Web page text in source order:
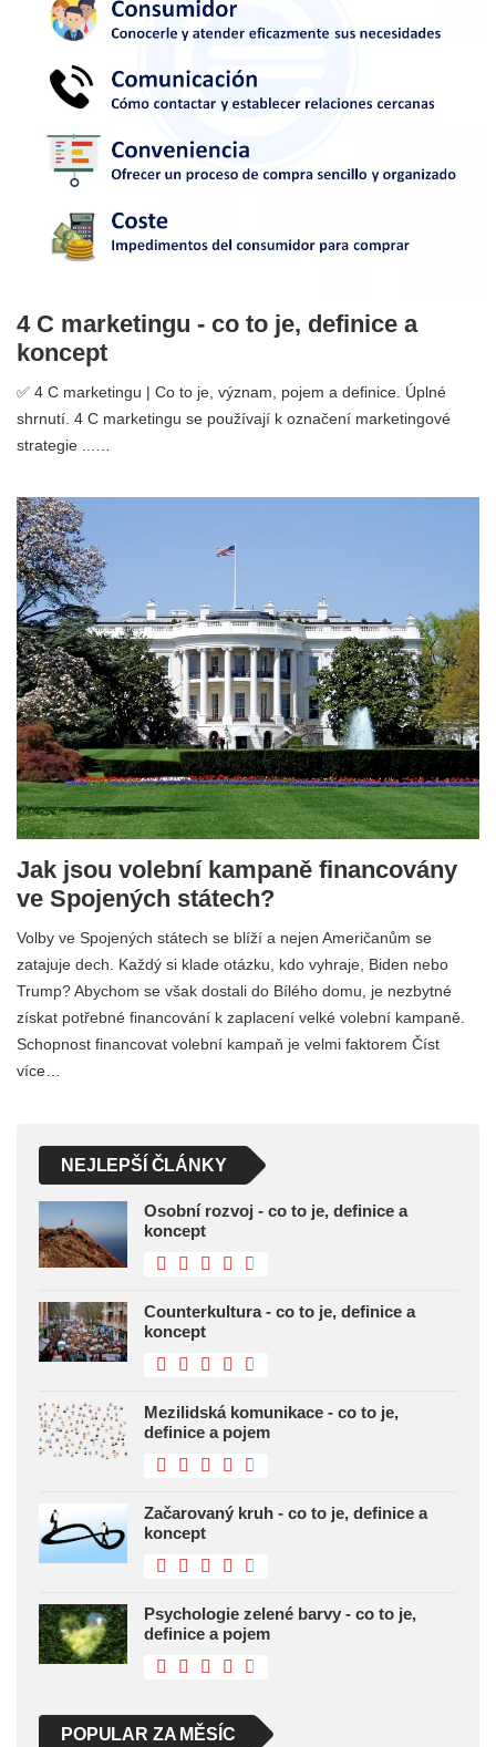
4 C marketingu - co to je, definice a
koncept
✅ 4 C marketingu | Co to je, význam, pojem a definice. Úplné
shrnutí. 4 C marketingu se používají k označení marketingové
strategie ...…
Jak jsou volební kampaně financovány
ve Spojených státech?
Volby ve Spojených státech se blíží a nejen Američanům se
zatajuje dech. Každý si klade otázku, kdo vyhraje, Biden nebo
Trump? Abychom se však dostali do Bílého domu, je nezbytné
získat potřebné financování k zaplacení velké volební kampaně.
Schopnost financovat volební kampaň je velmi faktorem Číst
více…
NEJLEPŠÍ ČLÁNKY
Osobní rozvoj - co to je, definice a
koncept
Counterkultura - co to je, definice a
koncept
Mezilidská komunikace - co to je,
definice a pojem
Začarovaný kruh - co to je, definice a
koncept
Psychologie zelené barvy - co to je,
definice a pojem
POPULAR ZA MĚSÍC